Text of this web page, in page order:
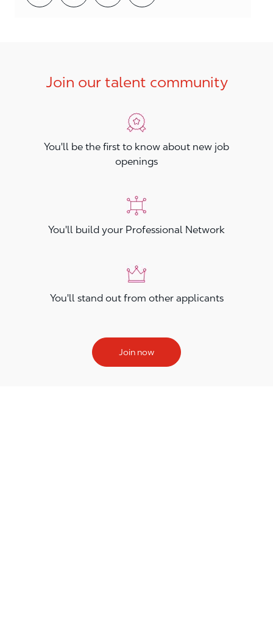
Join our talent community
You'll be the first to know about new job
openings
You'll build your Professional Network
You'll stand out from other applicants
Join now